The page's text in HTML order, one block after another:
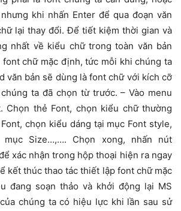
khi nhấn Enter để qua đoạn văn
lại thay đổi. Để tiết kiệm thời gian và
nhất về kiểu chữ trong toàn văn bản
chữ mặc định, tức mỗi khi chúng ta
văn bản sẽ dùng là font chữ với kích cỡ
ta đã chọn từ trước. – Vào menu
Chọn thẻ Font, chọn kiểu chữ thường
chọn kiểu dáng tại mục Font style,
Size…,…. Chọn xong, nhấn nút
xác nhận trong hộp thoại hiện ra ngay
kết thúc thao tác thiết lập font chữ mặc
đang soạn thảo và khởi động lại MS
chúng ta có hiệu lực khi lần sau sử